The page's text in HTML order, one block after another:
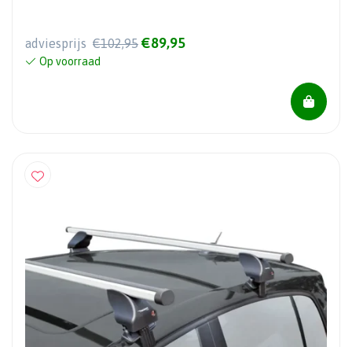
adviesprijs €102,95 €89,95
Op voorraad